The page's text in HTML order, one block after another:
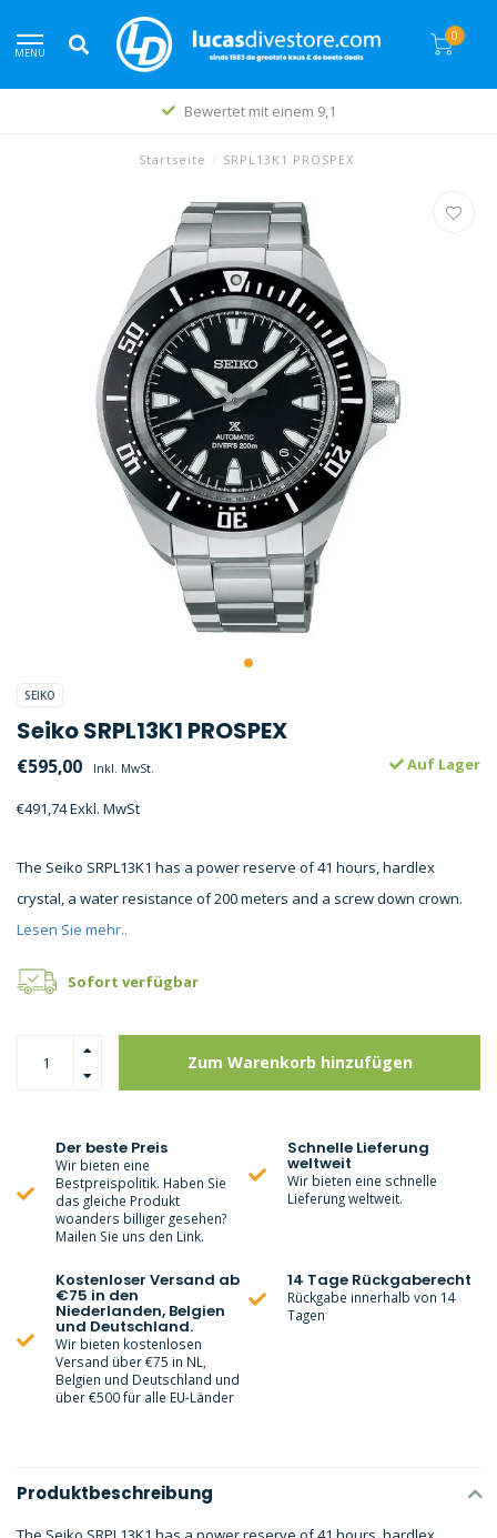
MENU
0
Bewertet mit einem 9,1
Startseite / SRPL13K1 PROSPEX
SEIKO
Seiko SRPL13K1 PROSPEX
€595,00 Inkl. MwSt.
€491,74 Exkl. MwSt
Auf Lager
The Seiko SRPL13K1 has a power reserve of 41 hours, hardlex
crystal, a water resistance of 200 meters and a screw down crown.
Lesen Sie mehr..
Sofort verfügbar
Zum Warenkorb hinzufügen
Der beste Preis
Wir bieten eine
Bestpreispolitik. Haben Sie
das gleiche Produkt
woanders billiger gesehen?
Mailen Sie uns den Link.
Schnelle Lieferung
weltweit
Wir bieten eine schnelle
Lieferung weltweit.
Kostenloser Versand ab
€75 in den
Niederlanden, Belgien
und Deutschland.
Wir bieten kostenlosen
Versand über €75 in NL,
Belgien und Deutschland und
über €500 für alle EU-Länder
14 Tage Rückgaberecht
Rückgabe innerhalb von 14
Tagen
Produktbeschreibung